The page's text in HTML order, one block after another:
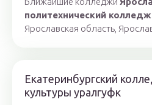
политехнический
Ярославская область,
Екатеринбургский
культуры уралгуфк